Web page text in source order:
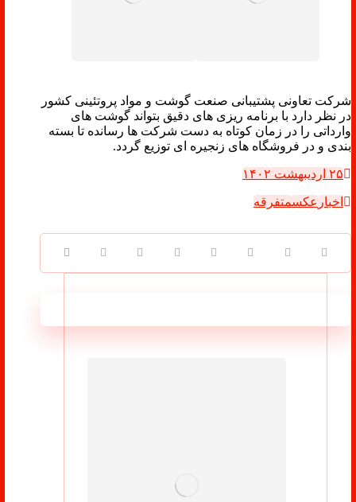
شرکت تعاونی پشتیبانی صنعت گوشت و مواد پروتئینی کشور
در نظر دارد با برنامه ریزی های دقیق بتواند گوشت های
وارداتی را در زمان کوتاه به دست شرکت ها رسانده تا بسته
بندی و در فروشگاه های زنجیره ای توزیع گردد.
۲۵ اردیبهشت ۱۴۰۲
اخبار عکسمتفرقه